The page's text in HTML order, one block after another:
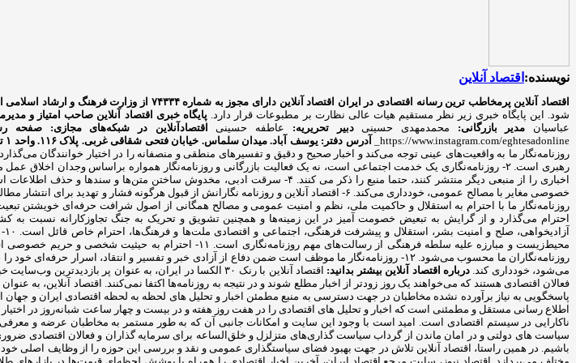
نویسنده: اقتصاد آنلاین
اقتصاد آنلاین پرمخاطب ترین رسانه اقتصادی در ایران اقتصاد آنلاین دارای مجوز به شماره ۷۴۳۳۴ از وزارت فرهنگ و ارشاد اسلامی است.
شود. این پایگاه خبری زیر نظر مستقیم هیات عالی نظارت بر مطبوعات قرار دارد. پایگاه خبری اقتصاد آنلاین صاحب امتیاز و
عباسیان مدیر بازرگانی: محمدمهدی حسینیدبیر تحریریه: عاطفه حسینی اقتصادآنلاین در شبکه‌های مجازی: صفحه
https://www.instagram.com/eghtesadonline_
آدرس دفتر: یوسف آباد. میدان سلماس. خیابان فتحی شقاقی غربی. پلاک ۱۱۶. واحد ۱
روزنامه‌نگار ما به واقعیت‌های عینی توجه می‌کند و اخبار صحیح و دقیق و تفسیرهای منطقی و منصفانه را در اختیار خوانندگان
محیط‌زیست و مبارزه علیه سلطه فرهنگی از رسالت‌های مهم
روزنامه‌نگاران ما محسوب می‌شود. ۱۲- روزنامه‌نگار ما موظف است ضمن دفاع از آزادی خبر و تفسیر و
می‌شود، خودداری کند.درباره اقتصاد آنلاین بیشتر بدانید:
اقتصاد آنلاین با رنک ۳۰ الکسا در ایران، به عنوان پر
فعالان اقتصادی هستند که می‌خواهند یک روز زودتر از اخبار مطلع شوند و در نتیجه به روزنامه‌ها اکتفا نمی‌کنند. اقتصاد آنلاین، به عنوان اولین سایت جامع خبری-تحلیلی
پاسخگویی به نیاز برآورده نشده مخاطبان در جهت دسترسی به منبع مطمئن اخبار و تحلیل های لحظه به لحظه اقتصادی ایران و
اطلاع رسانی مستقل و مطمئنی است که اخبار و تحلیل های اقتصادی را در هفت روز هفته و در بیست و چهار ساعت شبانه‌روز در
ناکارایی در سیستم اقتصادی است. امید است با وجود این سایت و امکانات جانبی آن که به طور مستمر به مخاطبان عرضه و
سیاست های دولتی و در امان ماندن از گرداب سیاست گذاری‌های متزلزل و خلق‌الساعه برای سرمایه گذاران و فعالان اقتصادی
باشیم. در همین راستا، اقتصاد آنلاین تلاش در جهت بهبود فضای سیاستگذاری عمومی و نقد و بررسی این حوزه را از وظایف اصلی
مختلف می‌پردازد. اقتصاد نیوز، سایت مرجع اقتصاد ایران، آخرین اخبار اقتصادی را همراه با پوشش لحظه‌ای قیمت‌ها در